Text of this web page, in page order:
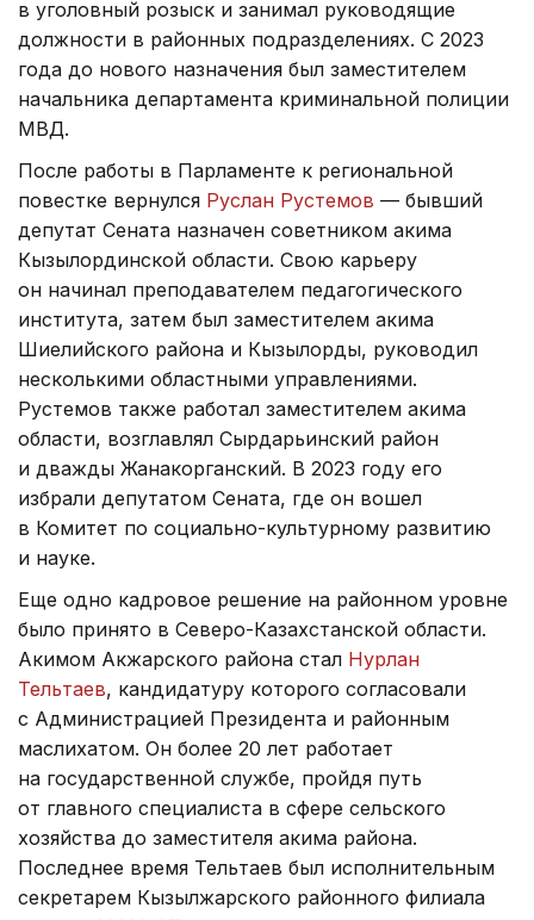
в уголовный розыск и занимал руководящие
должности в районных подразделениях. С 2023
года до нового назначения был заместителем
начальника департамента криминальной полиции
МВД.
После работы в Парламенте к региональной
повестке вернулся Руслан Рустемов — бывший
депутат Сената назначен советником акима
Кызылординской области. Свою карьеру
он начинал преподавателем педагогического
института, затем был заместителем акима
Шиелийского района и Кызылорды, руководил
несколькими областными управлениями.
Рустемов также работал заместителем акима
области, возглавлял Сырдарьинский район
и дважды Жанакорганский. В 2023 году его
избрали депутатом Сената, где он вошел
в Комитет по социально-культурному развитию
и науке.
Еще одно кадровое решение на районном уровне
было принято в Северо-Казахстанской области.
Акимом Акжарского района стал Нурлан
Тельтаев, кандидатуру которого согласовали
с Администрацией Президента и районным
маслихатом. Он более 20 лет работает
на государственной службе, пройдя путь
от главного специалиста в сфере сельского
хозяйства до заместителя акима района.
Последнее время Тельтаев был исполнительным
секретарем Кызылжарского районного филиала